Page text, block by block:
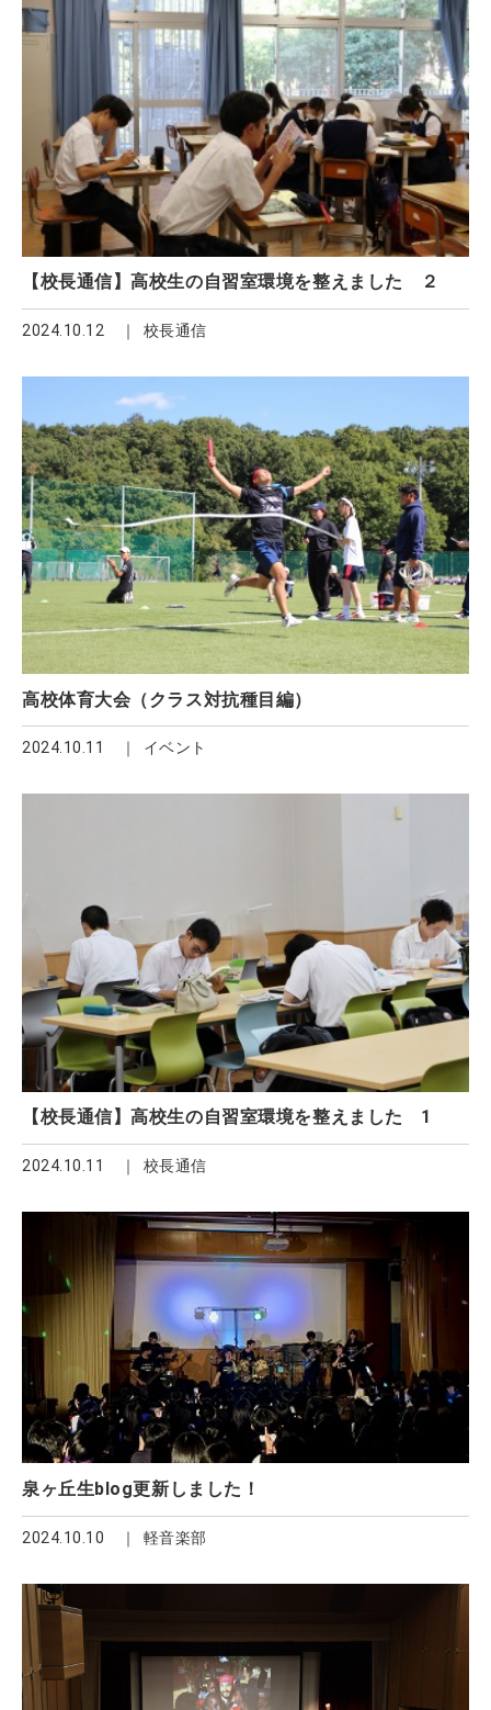
【校長通信】高校生の自習室環境を整えました ２
2024.10.12 校長通信
高校体育大会（クラス対抗種目編）
2024.10.11 イベント
【校長通信】高校生の自習室環境を整えました 1
2024.10.11 校長通信
泉ヶ丘生blog更新しました！
2024.10.10 軽音楽部